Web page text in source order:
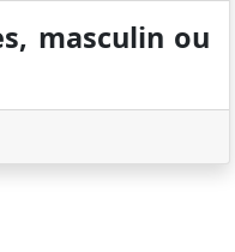
masculin ou